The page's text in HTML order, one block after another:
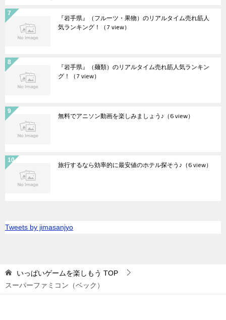
『岩手県』（フルーツ・果物）のリアルタイム売れ筋人
気ランキング！ （7 view）
『岩手県』（麺類）のリアルタイム売れ筋人気ランキン
グ！ （7 view）
無料でアニソン動画を楽しみましょう♪ （6 view）
旅行するなら効率的に最安値のホテル探そう♪ （6 view）
Tweets by jimasanjyo
いっぱいゲームを楽しもう TOP
スーパーファミコン（ベック）